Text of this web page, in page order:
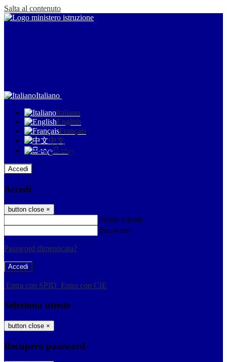
Salta al contenuto
Italiano
Italiano
English
Français
中文
සිංහල
Accedi
Accedi
button close ×
Nome Utente
Password
Password dimenticata?
-
Entra con SPID Entra con CIE
Seleziona utente
button close ×
Recupero password